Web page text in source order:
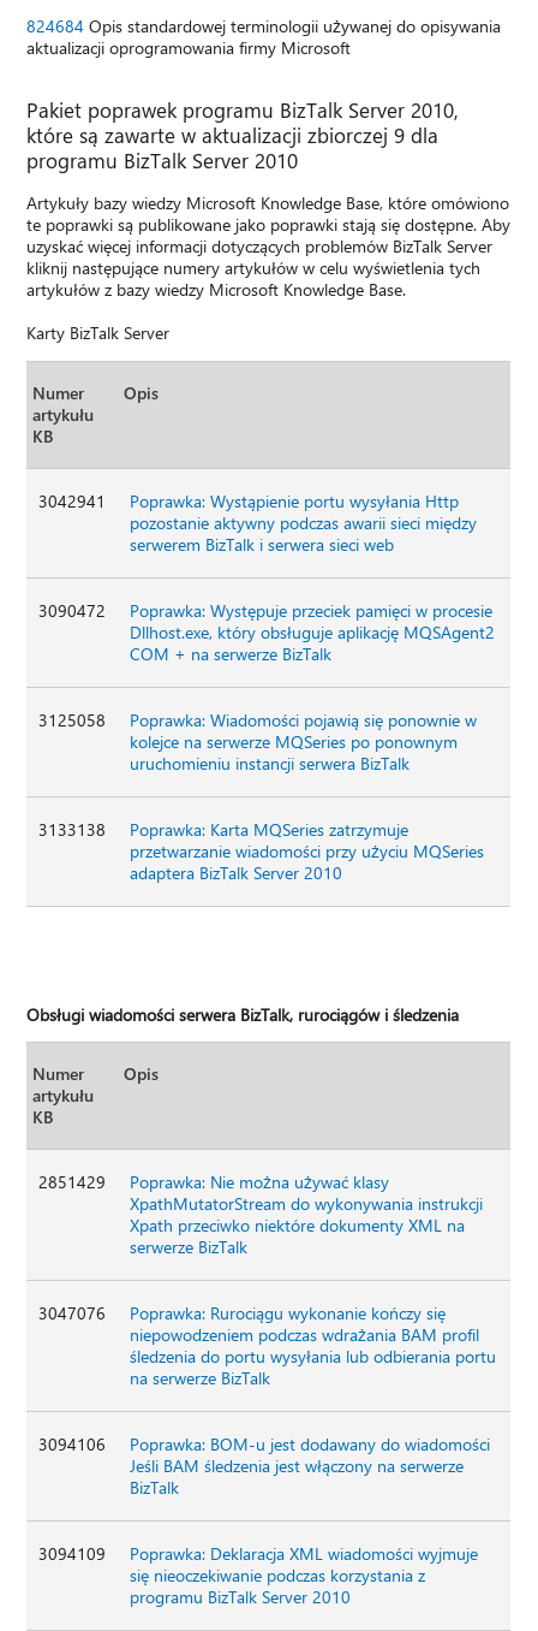
824684 Opis standardowej terminologii używanej do opisywania
aktualizacji oprogramowania firmy Microsoft
Pakiet poprawek programu BizTalk Server 2010,
które są zawarte w aktualizacji zbiorczej 9 dla
programu BizTalk Server 2010
Artykuły bazy wiedzy Microsoft Knowledge Base, które omówiono
te poprawki są publikowane jako poprawki stają się dostępne. Aby
uzyskać więcej informacji dotyczących problemów BizTalk Server
kliknij następujące numery artykułów w celu wyświetlenia tych
artykułów z bazy wiedzy Microsoft Knowledge Base.
Karty BizTalk Server
Numer
artykułu
KB
Opis
3042941
Poprawka: Wystąpienie portu wysyłania Http
pozostanie aktywny podczas awarii sieci między
serwerem BizTalk i serwera sieci web
3090472
Poprawka: Występuje przeciek pamięci w procesie
Dllhost.exe, który obsługuje aplikację MQSAgent2
COM + na serwerze BizTalk
3125058
Poprawka: Wiadomości pojawią się ponownie w
kolejce na serwerze MQSeries po ponownym
uruchomieniu instancji serwera BizTalk
3133138
Poprawka: Karta MQSeries zatrzymuje
przetwarzanie wiadomości przy użyciu MQSeries
adaptera BizTalk Server 2010
Obsługi wiadomości serwera BizTalk, rurociągów i śledzenia
Numer
artykułu
KB
Opis
2851429
Poprawka: Nie można używać klasy
XpathMutatorStream do wykonywania instrukcji
Xpath przeciwko niektóre dokumenty XML na
serwerze BizTalk
3047076
Poprawka: Rurociągu wykonanie kończy się
niepowodzeniem podczas wdrażania BAM profil
śledzenia do portu wysyłania lub odbierania portu
na serwerze BizTalk
3094106
Poprawka: BOM-u jest dodawany do wiadomości
Jeśli BAM śledzenia jest włączony na serwerze
BizTalk
3094109
Poprawka: Deklaracja XML wiadomości wyjmuje
się nieoczekiwanie podczas korzystania z
programu BizTalk Server 2010